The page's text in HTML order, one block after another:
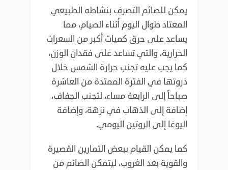
يمكن للصائم التصرف بنشاطه الطبيعي
المعتاد طوال اليوم أثناء الصيام، مما
يساعد على حرق كميات أكبر من السعرات
الحرارية، والتي تساعد على فقدان الوزن،
كما يجب عليه تجنب حرارة الشمس خلال
ذروتها في الفترة الممتدة من العاشرة
صباحاً إلى الرابعة مساء، لتجنب الجفاف،
إضافة إلى الذهاب في نزهة، وإضافة
اليوغا إلى الروتين اليومي.
كما يمكن القيام ببعض التمارين القصيرة
والقوية بعد الغروب، ليتمكن الصائم من